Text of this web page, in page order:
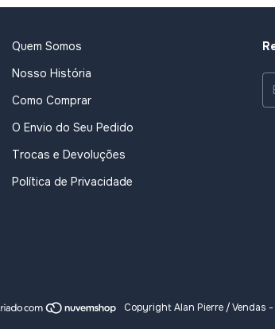
Quem Somos
Nosso História
Como Comprar
O Envio do Seu Pedido
Trocas e Devoluções
Política de Privacidade
Copyright Alan Pierre / Vendas